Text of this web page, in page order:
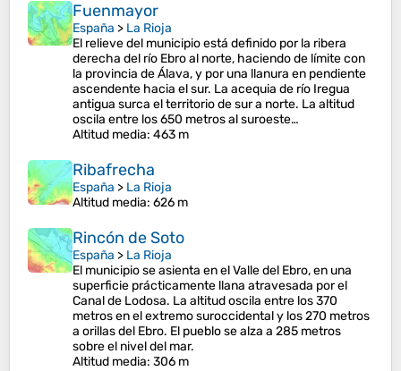
Fuenmayor
España > La Rioja
El relieve del municipio está definido por la ribera
derecha del río Ebro al norte, haciendo de límite con
la provincia de Álava, y por una llanura en pendiente
ascendente hacia el sur. La acequia de río Iregua
antigua surca el territorio de sur a norte. La altitud
oscila entre los 650 metros al suroeste…
Altitud media: 463 m
Ribafrecha
España > La Rioja
Altitud media: 626 m
Rincón de Soto
España > La Rioja
El municipio se asienta en el Valle del Ebro, en una
superficie prácticamente llana atravesada por el
Canal de Lodosa. La altitud oscila entre los 370
metros en el extremo suroccidental y los 270 metros
a orillas del Ebro. El pueblo se alza a 285 metros
sobre el nivel del mar.
Altitud media: 306 m